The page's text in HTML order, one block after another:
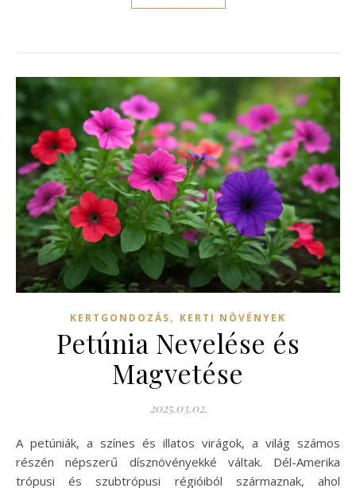
KERTGONDOZÁS, KERTI NÖVÉNYEK
Petúnia Nevelése és
Magvetése
2025.03.02.
A petúniák, a színes és illatos virágok, a világ számos
részén népszerű dísznövényekké váltak. Dél-Amerika
trópusi és szubtrópusi régióiból származnak, ahol